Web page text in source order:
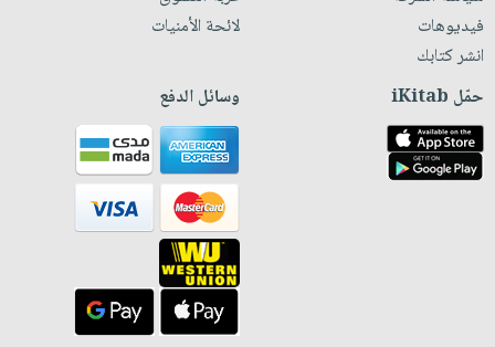
فيديوهات
انشر كتابك
لائحة الأمنيات
حمّل iKitab وسائل الدفع